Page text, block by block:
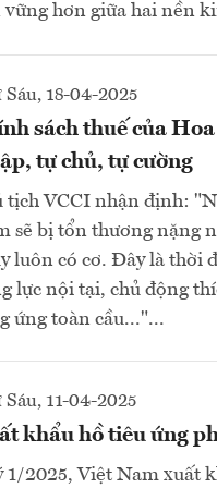
vững hơn giữa hai nền
Sáu, 18-04-2025
sách thuế của
tự chủ, tự cường
tịch VCCI nhận định:
sẽ bị tổn thương nặng
luôn có cơ. Đây là thời
lực nội tại, chủ động
ứng toàn cầu..."...
Sáu, 11-04-2025
khẩu hồ tiêu ứng
1/2025, Việt Nam xuất